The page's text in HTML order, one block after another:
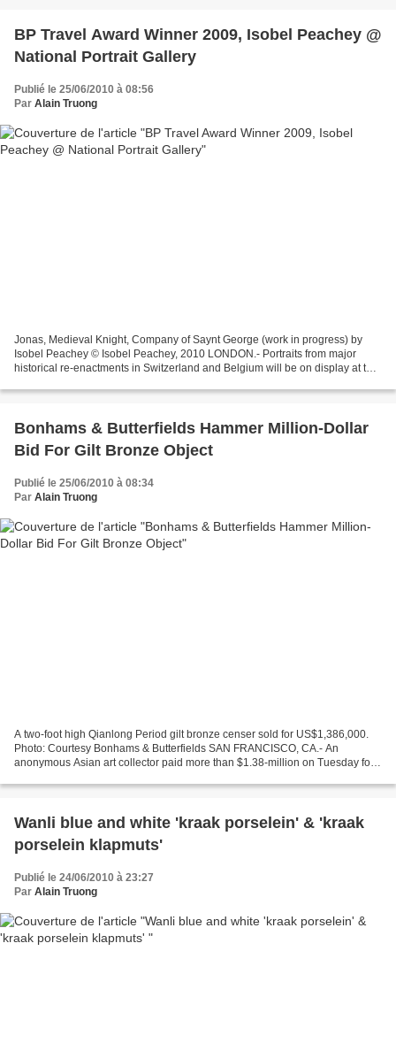
BP Travel Award Winner 2009, Isobel Peachey @
National Portrait Gallery
Publié le 25/06/2010 à 08:56
Par Alain Truong
Jonas, Medieval Knight, Company of Saynt George (work in progress) by
Isobel Peachey © Isobel Peachey, 2010 LONDON.- Portraits from major
historical re-enactments in Switzerland and Belgium will be on display at the
Bonhams & Butterfields Hammer Million-Dollar
Bid For Gilt Bronze Object
Publié le 25/06/2010 à 08:34
Par Alain Truong
A two-foot high Qianlong Period gilt bronze censer sold for US$1,386,000.
Photo: Courtesy Bonhams & Butterfields SAN FRANCISCO, CA.- An
anonymous Asian art collector paid more than $1.38-million on Tuesday for
Wanli blue and white 'kraak porselein' & 'kraak
porselein klapmuts'
Publié le 24/06/2010 à 23:27
Par Alain Truong